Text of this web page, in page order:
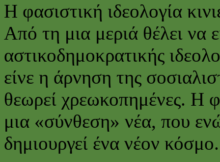
Η φασιστική ιδεολογία
Από τη μια μεριά θέλει να
αστικοδημοκρατικής
είνε η άρνηση της
θεωρεί χρεωκοπημένες. Η
μια «σύνθεση» νέα, που
δημιουργεί ένα νέον κόσμο.